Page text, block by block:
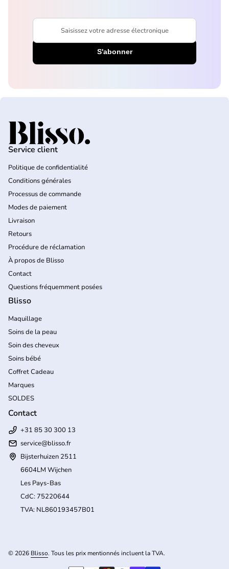
Saisissez votre adresse électronique
Accueil
Service client
Politique de confidentialité
Conditions générales
Processus de commande
Modes de paiement
Livraison
Retours
Procédure de réclamation
À propos de Blisso
Contact
Questions fréquemment posées
Blisso
Maquillage
Soins de la peau
Soin des cheveux
Soins bébé
Coffret Cadeau
Marques
SOLDES
Contact
+31 85 30 300 13
service@blisso.fr
Bijsterhuizen 2511
6604LM Wijchen
Les Pays-Bas
CdC: 75220644
TVA: NL860193457B01
© 2026 Blisso. Tous les prix mentionnés incluent la TVA.